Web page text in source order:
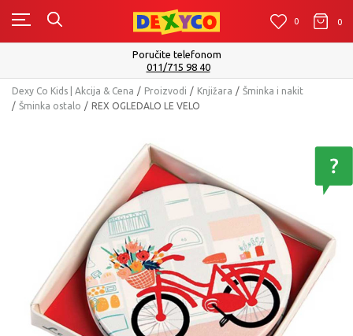
0 0 0
Poručite telefonom
011/715 98 40
Dexy Co Kids | Akcija & Cena Proizvodi Knjižara
Šminka i nakit
Šminka ostalo
REX OGLEDALO LE VELO